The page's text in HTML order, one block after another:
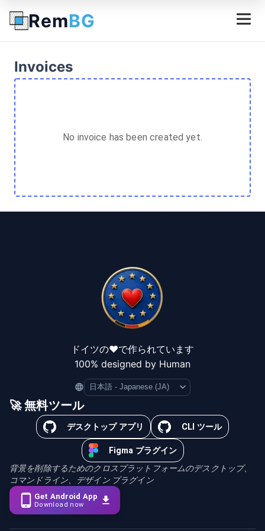
RemBG
Invoices
No invoice has been created yet.
ドイツの❤️で作られています
100% designed by Human
Language
🚀 無料ツール
デスクトップ アプリ CLI ツール
Figma プラグイン
背景を削除するためのクロスプラットフォームのデスクトップ、
コマンドライン、デザイン プラグイン
Get Android App
Download now